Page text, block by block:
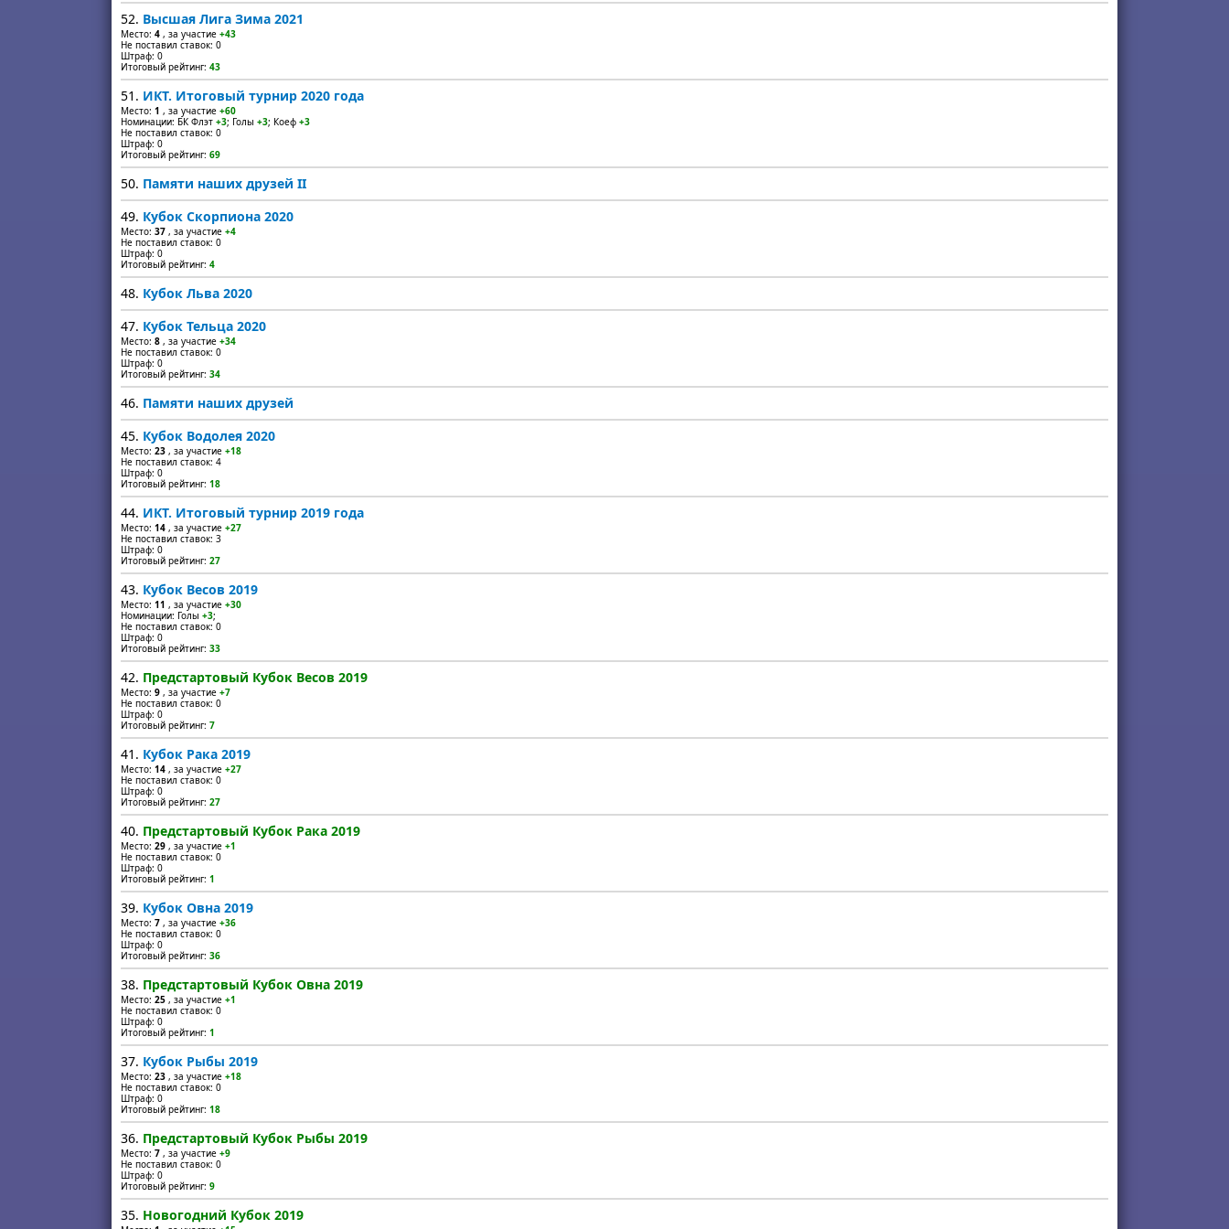
52. Высшая Лига Зима 2021
Место: 4 , за участие +43
Не поставил ставок: 0
Штраф: 0
Итоговый рейтинг: 43
51. ИКТ. Итоговый турнир 2020 года
Место: 1 , за участие +60
Номинации: БК Флэт +3; Голы +3; Коеф +3
Не поставил ставок: 0
Штраф: 0
Итоговый рейтинг: 69
50. Памяти наших друзей II
49. Кубок Скорпиона 2020
Место: 37 , за участие +4
Не поставил ставок: 0
Штраф: 0
Итоговый рейтинг: 4
48. Кубок Льва 2020
47. Кубок Тельца 2020
Место: 8 , за участие +34
Не поставил ставок: 0
Штраф: 0
Итоговый рейтинг: 34
46. Памяти наших друзей
45. Кубок Водолея 2020
Место: 23 , за участие +18
Не поставил ставок: 4
Штраф: 0
Итоговый рейтинг: 18
44. ИКТ. Итоговый турнир 2019 года
Место: 14 , за участие +27
Не поставил ставок: 3
Штраф: 0
Итоговый рейтинг: 27
43. Кубок Весов 2019
Место: 11 , за участие +30
Номинации: Голы +3;
Не поставил ставок: 0
Штраф: 0
Итоговый рейтинг: 33
42. Предстартовый Кубок Весов 2019
Место: 9 , за участие +7
Не поставил ставок: 0
Штраф: 0
Итоговый рейтинг: 7
41. Кубок Рака 2019
Место: 14 , за участие +27
Не поставил ставок: 0
Штраф: 0
Итоговый рейтинг: 27
40. Предстартовый Кубок Рака 2019
Место: 29 , за участие +1
Не поставил ставок: 0
Штраф: 0
Итоговый рейтинг: 1
39. Кубок Овна 2019
Место: 7 , за участие +36
Не поставил ставок: 0
Штраф: 0
Итоговый рейтинг: 36
38. Предстартовый Кубок Овна 2019
Место: 25 , за участие +1
Не поставил ставок: 0
Штраф: 0
Итоговый рейтинг: 1
37. Кубок Рыбы 2019
Место: 23 , за участие +18
Не поставил ставок: 0
Штраф: 0
Итоговый рейтинг: 18
36. Предстартовый Кубок Рыбы 2019
Место: 7 , за участие +9
Не поставил ставок: 0
Штраф: 0
Итоговый рейтинг: 9
35. Новогодний Кубок 2019